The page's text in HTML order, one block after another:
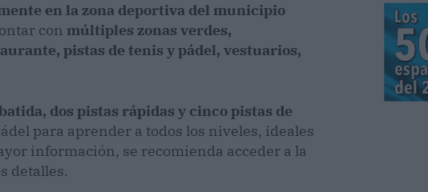
en la zona deportiva del municipio
con múltiples zonas verdes,
pistas de tenis y pádel, vestuarios,
dos pistas rápidas y cinco pistas de
para aprender a todos los niveles, ideales
información, se recomienda acceder a la
detalles.